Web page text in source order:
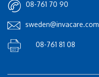
08-761 70 90
sweden@invacare.com
08-761 81 08